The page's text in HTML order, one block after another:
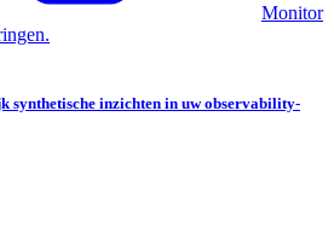
Monitor
synthetische inzichten in uw observability-